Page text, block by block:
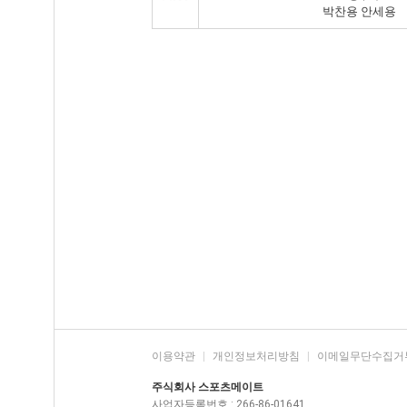
박찬용 안세용
이용약관 개인정보처리방침 이메일무단수집거
주식회사 스포츠메이트
사업자등록번호 : 266-86-01641